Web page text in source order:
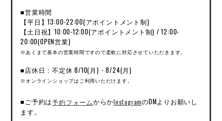
■営業時間
【平日】13:00-22:00(アポイントメント制)
【土日祝】10:00-12:00(アポイントメント制) / 12:00-
20:00(OPEN営業)
※あくまで基本の営業時間ですので柔軟に対応させていただきます。
■店休日：不定休 8/10(月)・8/24(月)
※オンラインショップはご利用いただけます。
■ご予約は予約フォームからかInstagramのDMよりお願いし
ます。